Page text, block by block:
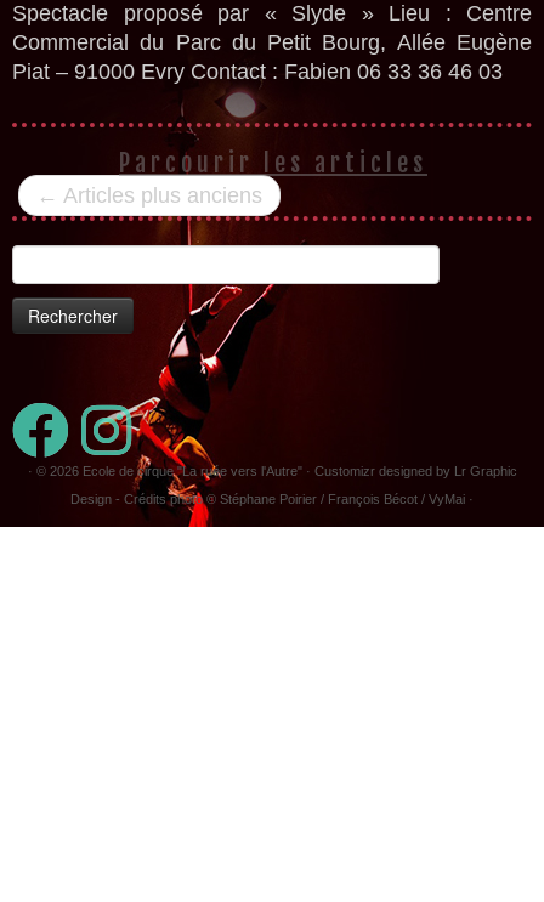
Spectacle proposé par « Slyde » Lieu : Centre
Commercial du Parc du Petit Bourg, Allée Eugène
Piat – 91000 Evry Contact : Fabien 06 33 36 46 03
Parcourir les articles
← Articles plus anciens
· © 2026 Ecole de cirque "La ruée vers l'Autre"· Customizr designed by Lr Graphic
Design - Crédits photo © Stéphane Poirier / François Bécot / VyMai ·